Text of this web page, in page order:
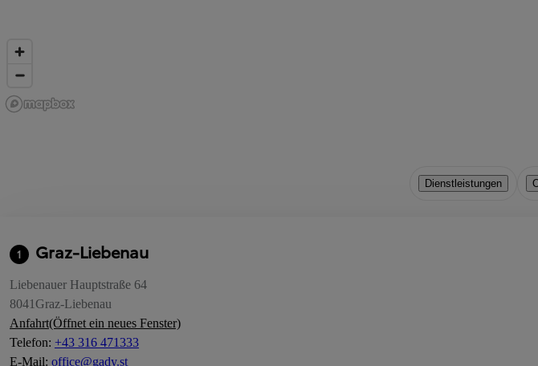
Dienstleistungen
1 Graz-Liebenau
Liebenauer Hauptstraße 64
8041Graz-Liebenau
Anfahrt(Öffnet ein neues Fenster)
Telefon: +43 316 471333
E-Mail: office@gady.st